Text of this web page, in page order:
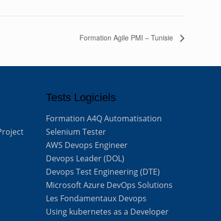
Formation Agile PMI – Tunisie
Tests Logiciels
Formation A4Q Automatisation
Selenium Tester
AWS Devops Engineer
Devops Leader (DOL)
Devops Test Engineering (DTE)
Microsoft Azure DevOps Solutions
Les Fondamentaux Devops
Using kubernetes as a Developer